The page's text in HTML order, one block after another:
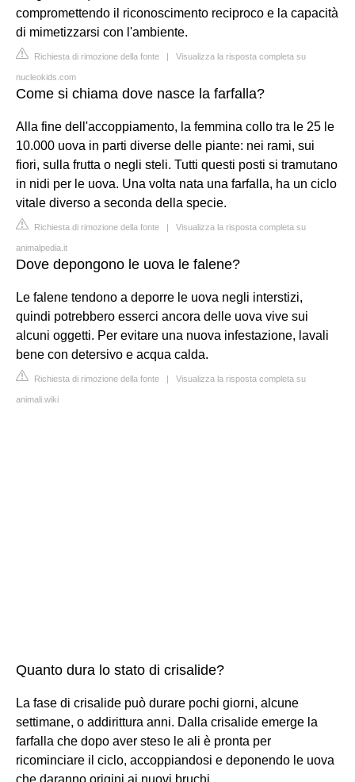
compromettendo il riconoscimento reciproco e la capacità
di mimetizzarsi con l'ambiente.
Richiesta di rimozione della fonte | Visualizza la risposta completa su
nucleokids.com
Come si chiama dove nasce la farfalla?
Alla fine dell'accoppiamento, la femmina collo tra le 25 le
10.000 uova in parti diverse delle piante: nei rami, sui
fiori, sulla frutta o negli steli. Tutti questi posti si tramutano
in nidi per le uova. Una volta nata una farfalla, ha un ciclo
vitale diverso a seconda della specie.
Richiesta di rimozione della fonte | Visualizza la risposta completa su
animalpedia.it
Dove depongono le uova le falene?
Le falene tendono a deporre le uova negli interstizi,
quindi potrebbero esserci ancora delle uova vive sui
alcuni oggetti. Per evitare una nuova infestazione, lavali
bene con detersivo e acqua calda.
Richiesta di rimozione della fonte | Visualizza la risposta completa su
animali.wiki
Quanto dura lo stato di crisalide?
La fase di crisalide può durare pochi giorni, alcune
settimane, o addirittura anni. Dalla crisalide emerge la
farfalla che dopo aver steso le ali è pronta per
ricominciare il ciclo, accoppiandosi e deponendo le uova
che daranno origini ai nuovi bruchi.